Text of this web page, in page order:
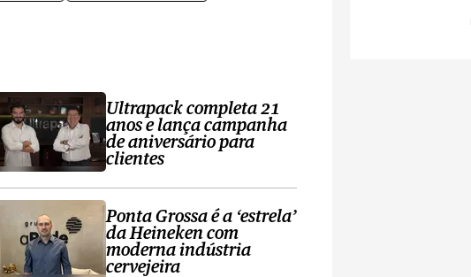
Ultrapack completa 21
anos e lança campanha
de aniversário para
clientes
Ponta Grossa é a ‘estrela’
da Heineken com
moderna indústria
cervejeira